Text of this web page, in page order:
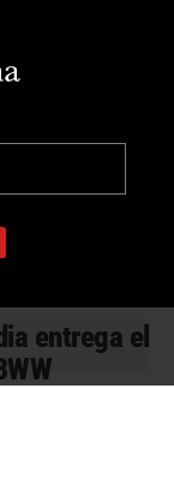
entrega el